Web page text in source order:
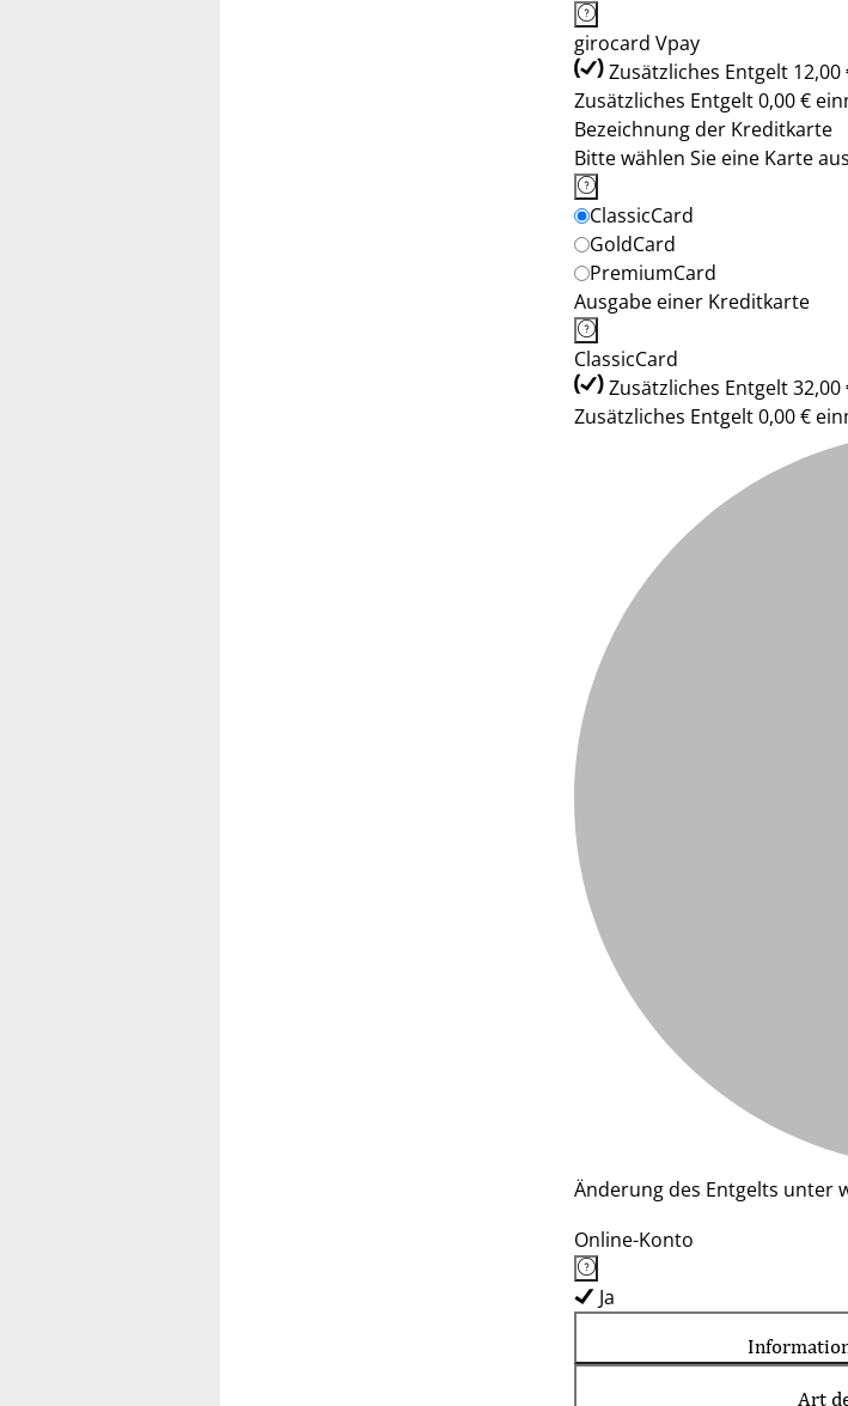
girocard Vpay
Zusätzliches Entgelt 12,00
Zusätzliches Entgelt 0,00 €
Bezeichnung der Kreditkarte
Bitte wählen Sie eine Karte
ClassicCard
GoldCard
PremiumCard
Ausgabe einer Kreditkarte
ClassicCard
Zusätzliches Entgelt 32,00
Zusätzliches Entgelt 0,00 €
Änderung des Entgelts unter
Online-Konto
Ja
Art